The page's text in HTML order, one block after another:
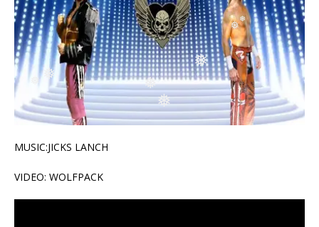
❅❅
❅
❅ ❅
❅ ❅
❅
❅ ❅
MUSIC:JICKS LANCH
VIDEO: WOLFPACK